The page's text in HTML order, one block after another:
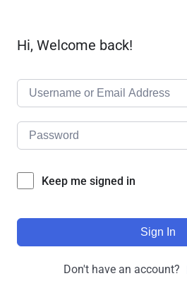
Hi, Welcome back!
Keep me signed in
Sign In
Don't have an account?